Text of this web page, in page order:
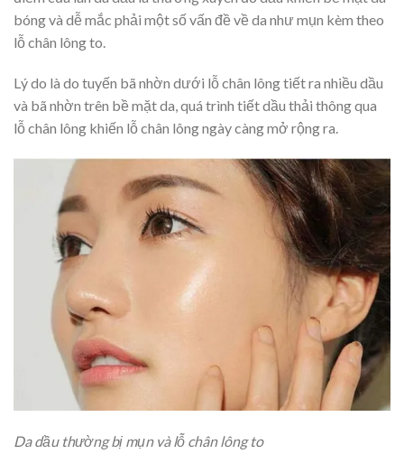
bóng và dễ mắc phải một số vấn đề về da như mụn kèm theo
lỗ chân lông to.
Lý do là do tuyến bã nhờn dưới lỗ chân lông tiết ra nhiều dầu
và bã nhờn trên bề mặt da, quá trình tiết dầu thải thông qua
lỗ chân lông khiến lỗ chân lông ngày càng mở rộng ra.
Da dầu thường bị mụn và lỗ chân lông to